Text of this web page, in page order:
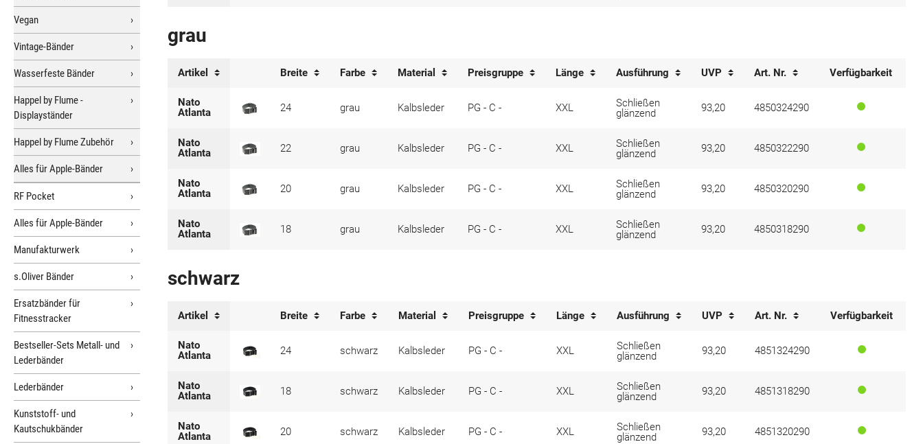
Vegan
Vintage-Bänder
Wasserfeste Bänder
Happel by Flume -
Displayständer
Happel by Flume Zubehör
Alles für Apple-Bänder
RF Pocket
Alles für Apple-Bänder
Manufakturwerk
s.Oliver Bänder
Ersatzbänder für
Fitnesstracker
Bestseller-Sets Metall- und
Lederbänder
Lederbänder
Kunststoff- und
Kautschukbänder
grau
Artikel Breite Farbe Material Preisgruppe Länge Ausführung UVP Art. Nr. Verfügbarkeit
Nato
Atlanta
24 grau Kalbsleder PG - C - XXL
Schließen
glänzend
93,20 4850324290
Nato
Atlanta
22 grau Kalbsleder PG - C - XXL
Schließen
glänzend
93,20 4850322290
Nato
Atlanta
20 grau Kalbsleder PG - C - XXL
Schließen
glänzend
93,20 4850320290
Nato
Atlanta
18 grau Kalbsleder PG - C - XXL
Schließen
glänzend
93,20 4850318290
schwarz
Artikel Breite Farbe Material Preisgruppe Länge Ausführung UVP Art. Nr. Verfügbarkeit
Nato
Atlanta
24 schwarz Kalbsleder PG - C - XXL
Schließen
glänzend
93,20 4851324290
Nato
Atlanta
18 schwarz Kalbsleder PG - C - XXL
Schließen
glänzend
93,20 4851318290
Nato
Atlanta
20 schwarz Kalbsleder PG - C - XXL
Schließen
glänzend
93,20 4851320290